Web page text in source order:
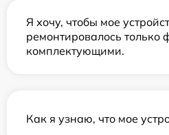
Я хочу, чтобы мое
ремонтировалось
комплектующими.
Как я узнаю, что мое